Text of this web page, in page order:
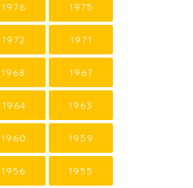
1976 1975
1972 1971
1968 1967
1964 1963
1960 1959
1956 1955